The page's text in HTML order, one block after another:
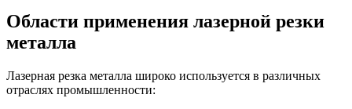
Области применения лазерной резки
металла
Лазерная резка металла широко используется в различных
отраслях промышленности: